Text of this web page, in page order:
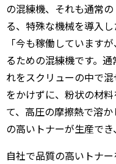
の混練機、それも通常
る、特殊な機械を導入し
「今も稼働しています
るための混練機です。
れをスクリューの中で
をかけずに、粉状の材
て、高圧の摩擦熱で溶
の高いトナーが生産でき
自社で品質の高いトナ